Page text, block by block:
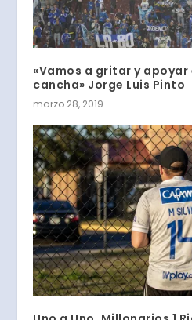
«Vamos a gritar y apoyar
cancha» Jorge Luis Pinto
marzo 28, 2019